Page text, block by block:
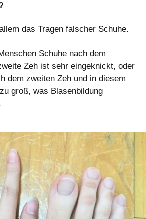
das Tragen falscher Schuhe.
Schuhe nach dem
Zeh ist sehr eingeknickt, oder
dem zweiten Zeh und in diesem
groß, was Blasenbildung